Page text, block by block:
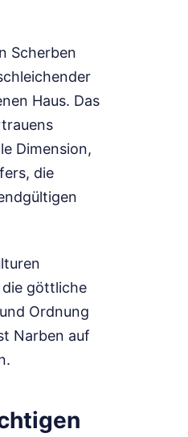
Scherben
Haus. Das
Dimension,
die
die göttliche
Ordnung
Narben auf